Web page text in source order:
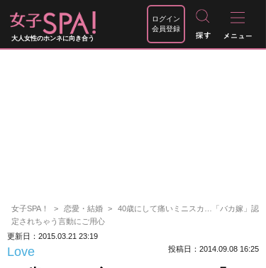
大人女性のホンネに向き合う
ログイン
会員登録
女子SPA！ 恋愛・結婚
40歳にして痛いミニスカ…「バカ嫁」認
定されちゃう言動にご用心
更新日：2015.03.21 23:19
Love 投稿日：2014.09.08 16:25